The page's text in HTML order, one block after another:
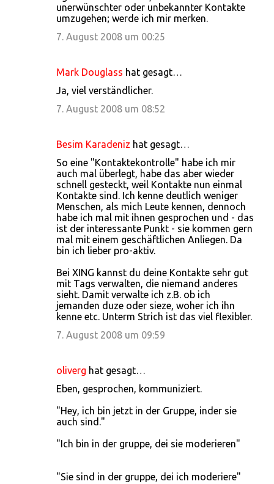
unerwünschter oder unbekannter Kontakte
umzugehen; werde ich mir merken.
7. August 2008 um 00:25
Mark Douglass hat gesagt…
Ja, viel verständlicher.
7. August 2008 um 08:52
Besim Karadeniz hat gesagt…
So eine "Kontaktekontrolle" habe ich mir
auch mal überlegt, habe das aber wieder
schnell gesteckt, weil Kontakte nun einmal
Kontakte sind. Ich kenne deutlich weniger
Menschen, als mich Leute kennen, dennoch
habe ich mal mit ihnen gesprochen und - das
ist der interessante Punkt - sie kommen gern
mal mit einem geschäftlichen Anliegen. Da
bin ich lieber pro-aktiv.
Bei XING kannst du deine Kontakte sehr gut
mit Tags verwalten, die niemand anderes
sieht. Damit verwalte ich z.B. ob ich
jemanden duze oder sieze, woher ich ihn
kenne etc. Unterm Strich ist das viel flexibler.
7. August 2008 um 09:59
oliverg hat gesagt…
Eben, gesprochen, kommuniziert.
"Hey, ich bin jetzt in der Gruppe, inder sie
auch sind."
"Ich bin in der gruppe, dei sie moderieren"
"Sie sind in der gruppe, dei ich moderiere"